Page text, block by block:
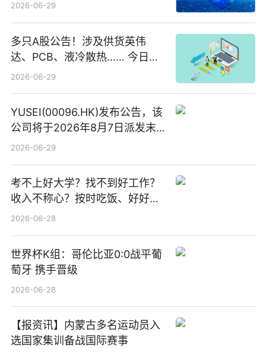
2026-06-29
多只A股公告！涉及供货英伟
达、PCB、液冷散热…… 今日快
讯
2026-06-29
YUSEI(00096.HK)发布公告，该
公司将于2026年8月7日派发末
期股息每股人民币0.013元 每日
2026-06-29
考不上好大学？找不到好工作？
收入不称心？按时吃饭、好好睡
觉
2026-06-28
世界杯K组：哥伦比亚0:0战平葡
萄牙 携手晋级
2026-06-28
【报资讯】内蒙古多名运动员入
选国家集训备战国际赛事